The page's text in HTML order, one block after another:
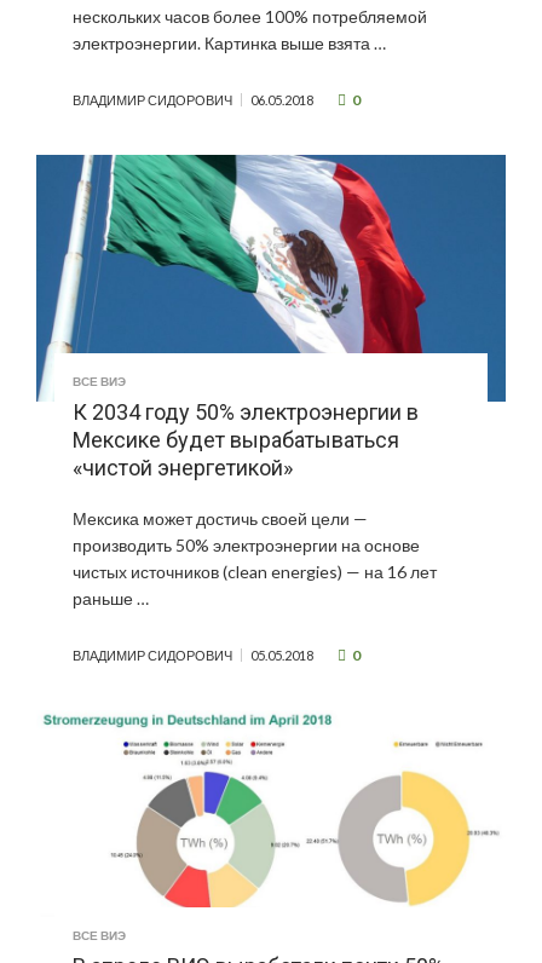
нескольких часов более 100% потребляемой
электроэнергии. Картинка выше взята …
ВЛАДИМИР СИДОРОВИЧ 06.05.2018 0
ВСЕ ВИЭ
К 2034 году 50% электроэнергии в
Мексике будет вырабатываться
«чистой энергетикой»
Мексика может достичь своей цели —
производить 50% электроэнергии на основе
чистых источников (clean energies) — на 16 лет
раньше …
ВЛАДИМИР СИДОРОВИЧ 05.05.2018 0
ВСЕ ВИЭ